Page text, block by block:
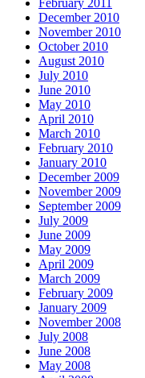
February 2011
December 2010
November 2010
October 2010
August 2010
July 2010
June 2010
May 2010
April 2010
March 2010
February 2010
January 2010
December 2009
November 2009
September 2009
July 2009
June 2009
May 2009
April 2009
March 2009
February 2009
January 2009
November 2008
July 2008
June 2008
May 2008